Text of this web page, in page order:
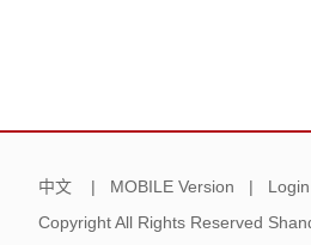
中文 | MOBILE Version | Login
Copyright All Rights Reserved